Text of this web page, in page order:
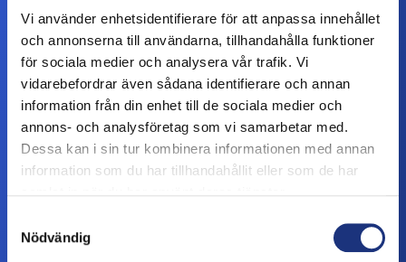
Vi använder enhetsidentifierare för att anpassa innehållet
och annonserna till användarna, tillhandahålla funktioner
för sociala medier och analysera vår trafik. Vi
vidarebefordrar även sådana identifierare och annan
information från din enhet till de sociala medier och
annons- och analysföretag som vi samarbetar med.
Dessa kan i sin tur kombinera informationen med annan
information som du har tillhandahållit eller som de har
Nödvändig